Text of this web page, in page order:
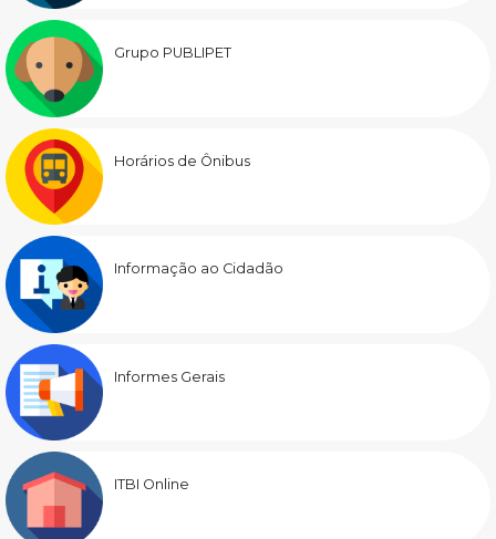
Grupo PUBLIPET
Horários de Ônibus
Informação ao Cidadão
Informes Gerais
ITBI Online